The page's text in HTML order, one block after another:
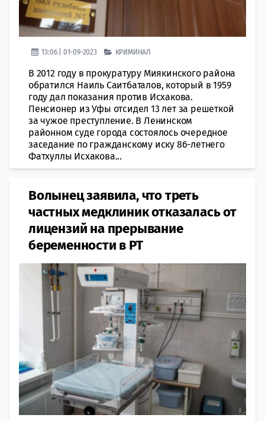
13:06 | 01-09-2023 КРИМИНАЛ
В 2012 году в прокуратуру Миякинского района
обратился Наиль Саитбаталов, который в 1959
году дал показания против Исхакова.
Пенсионер из Уфы отсидел 13 лет за решеткой
за чужое преступление. В Ленинском
районном суде города состоялось очередное
заседание по гражданскому иску 86-летнего
Фатхуллы Исхакова...
Волынец заявила, что треть
частных медклиник отказалась от
лицензий на прерывание
беременности в РТ